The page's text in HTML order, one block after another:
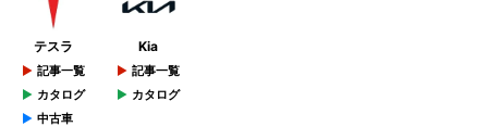
テスラ
記事一覧
カタログ
中古車
Kia
記事一覧
カタログ